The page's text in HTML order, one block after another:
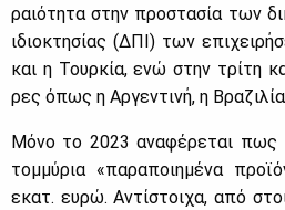
ραιό­τη­τα στην προ­στα­σία των
ιδιο­κτη­σί­ας (ΔΠΙ) των
και η Τουρ­κία, ενώ στην τρί­τη
ρες όπως η Αρ­γε­ντι­νή, η Βρα­ζι­λία
Μό­νο το 2023 ανα­φέ­ρε­ται πως
τομ­μύ­ρια «πα­ρα­ποι­η­μέ­να
εκατ. ευ­ρώ. Αντί­στοι­χα, από